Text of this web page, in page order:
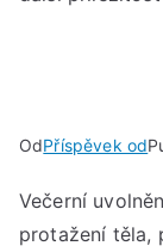
OdPříspěvek od
Večerní
protažení těla,